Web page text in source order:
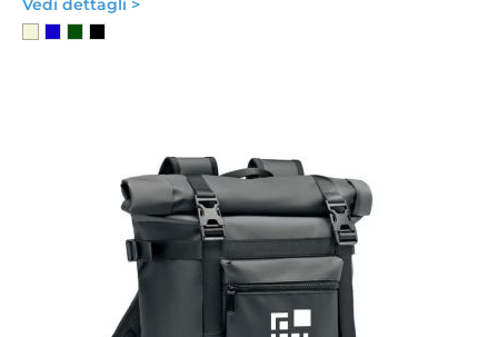
Vedi dettagli >